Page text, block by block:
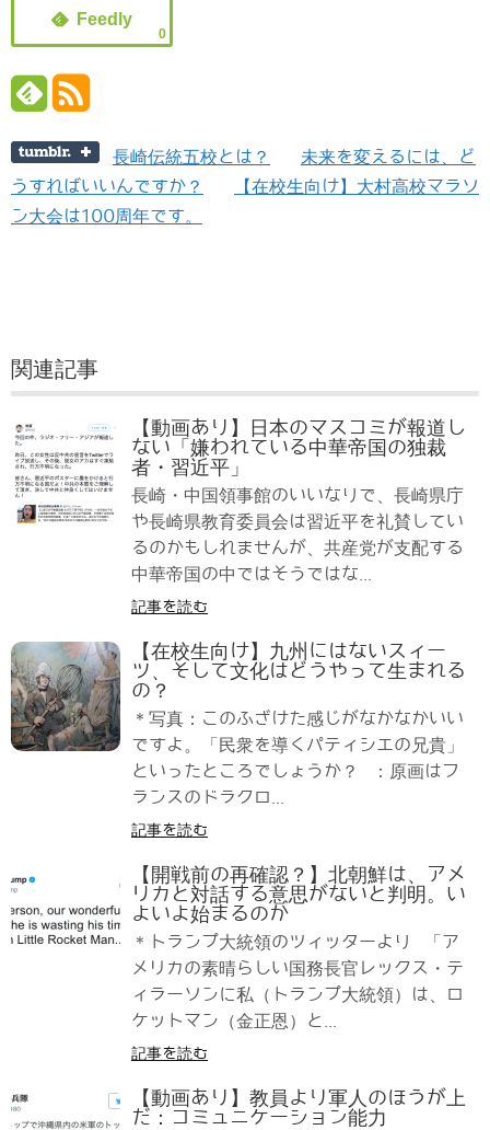
0
長崎伝統五校とは？
未来を変えるには、ど
うすればいいんですか？
【在校生向け】大村高校マラソ
ン大会は100周年です。
関連記事
【動画あり】日本のマスコミが報道し
ない「嫌われている中華帝国の独裁
者・習近平」
長崎・中国領事館のいいなりで、長崎県庁
や長崎県教育委員会は習近平を礼賛してい
るのかもしれませんが、共産党が支配する
中華帝国の中ではそうではな...
記事を読む
【在校生向け】九州にはないスィー
ツ、そして文化はどうやって生まれる
の？
＊写真：このふざけた感じがなかなかいい
ですよ。「民衆を導くパティシエの兄貴」
といったところでしょうか？ ：原画はフ
ランスのドラクロ...
記事を読む
【開戦前の再確認？】北朝鮮は、アメ
リカと対話する意思がないと判明。い
よいよ始まるのか
＊トランプ大統領のツィッターより 「ア
メリカの素晴らしい国務長官レックス・テ
ィラーソンに私（トランプ大統領）は、ロ
ケットマン（金正恩）と...
記事を読む
【動画あり】教員より軍人のほうが上
だ：コミュニケーション能力